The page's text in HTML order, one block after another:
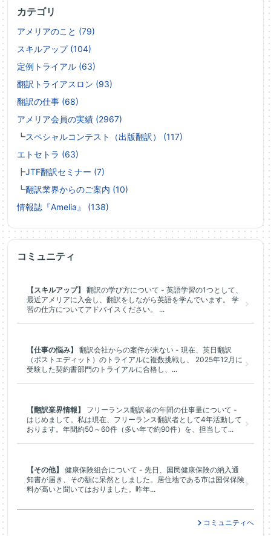
カテゴリ
アメリアのこと (79)
スキルアップ (104)
定例トライアル (63)
翻訳トライアスロン (93)
翻訳の仕事 (68)
アメリア会員の実績 (2967)
┗スペシャルコンテスト（出版翻訳） (117)
エトセトラ (63)
┣JTF翻訳セミナー (7)
┗翻訳業界からのご案内 (10)
情報誌『Amelia』 (138)
コミュニティ
【スキルアップ】
翻訳の学び方について - 英語学習の1つとして、
最近アメリアに入会し、翻訳をしながら英語を学んでいます。 学
習の仕方についてアドバイスください。 ...
【仕事の悩み】
翻訳会社からの案件が来ない - 現在、英日翻訳
（ポストエディット）のトライアルに複数挑戦し、 2025年12月に
受験した契約書部門のトライアルに合格し、...
【翻訳業界情報】
フリーランス翻訳者の年間の仕事量について -
はじめまして。私は現在、フリーランス翻訳者として4年活動して
おります。年間約50～60件（多い年で約90件）を、担当して...
【その他】
健康保険組合について - 先日、国民健康保険の納入通
知書が届き、その額に呆然としました。居住地である市は国保保険
料が高いと聞いてはおりました。昨年...
コミュニティへ